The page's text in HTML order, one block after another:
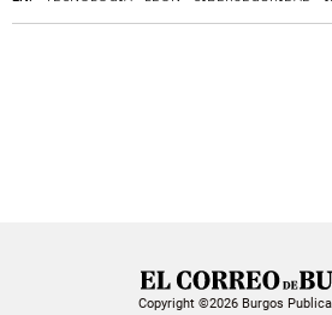
Copyright ©2026 Burgos